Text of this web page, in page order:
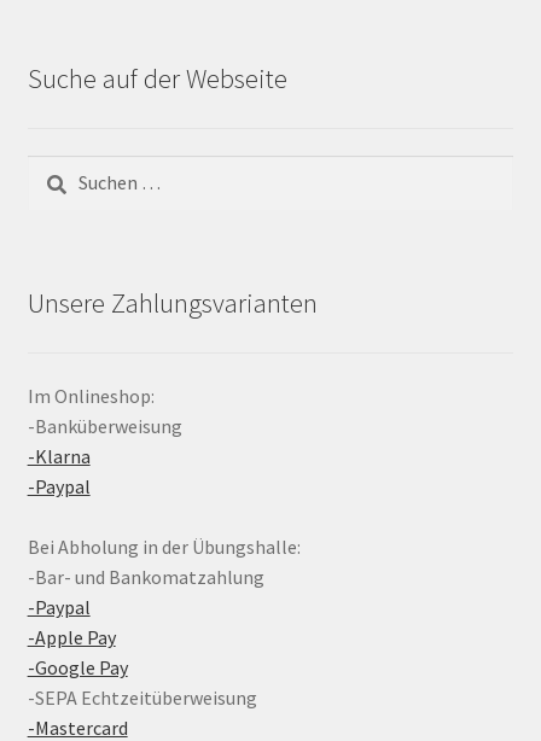
Suche auf der Webseite
Suchen
nach:
Unsere Zahlungsvarianten
Im Onlineshop:
-Banküberweisung
-Klarna
-Paypal
Bei Abholung in der Übungshalle:
-Bar- und Bankomatzahlung
-Paypal
-Apple Pay
-Google Pay
-SEPA Echtzeitüberweisung
-Mastercard